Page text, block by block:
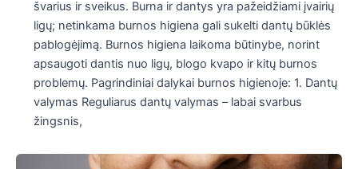
švarius ir sveikus. Burna ir dantys yra pažeidžiami įvairių
ligų; netinkama burnos higiena gali sukelti dantų būklės
pablogėjimą. Burnos higiena laikoma būtinybe, norint
apsaugoti dantis nuo ligų, blogo kvapo ir kitų burnos
problemų. Pagrindiniai dalykai burnos higienoje: 1. Dantų
valymas Reguliarus dantų valymas – labai svarbus
žingsnis,